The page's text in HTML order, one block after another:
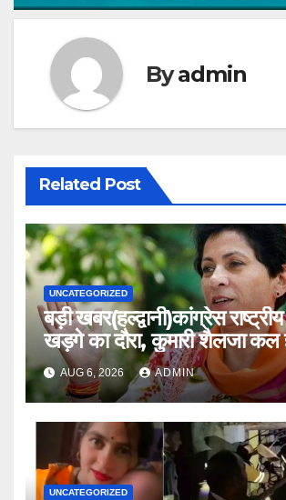
Byadmin
Related Post
UNCATEGORIZED
बड़ी खबर(हल्द्वानी)कांग्रेस
खड़गे का दौरा, कुमारी शैलजा कल
।।AUG 6, 2026 ADMIN
UNCATEGORIZED